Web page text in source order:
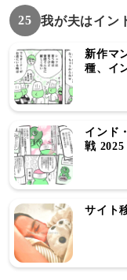
25 我が夫はイン
新作マ
種、イ
インド
戦 2025
サイト